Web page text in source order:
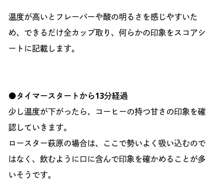
温度が高いとフレーバーや酸の明るさを感じやすいた
め、できるだけ全カップ取り、何らかの印象をスコアシ
ートに記載します。
●タイマースタートから13分経過
少し温度が下がったら、コーヒーの持つ甘さの印象を確
認していきます。
ロースター萩原の場合は、ここで勢いよく吸い込むので
はなく、飲むように口に含んで印象を確かめることが多
いそうです。